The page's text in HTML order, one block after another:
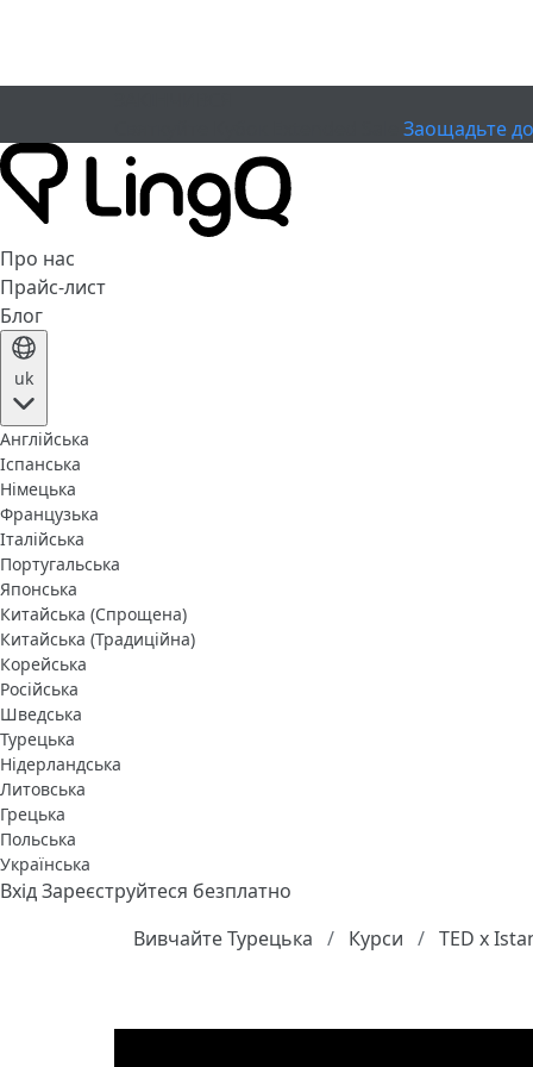
Заощадьте
Про нас
Прайс-лист
Блог
uk
Англійська
Іспанська
Німецька
Французька
Італійська
Португальська
Японська
Китайська (Спрощена)
Китайська (Традиційна)
Корейська
Російська
Шведська
Турецька
Нідерландська
Литовська
Грецька
Польська
Українська
ВхідЗареєструйтеся безплатно
Вивчайте Турецька
Курси TED x